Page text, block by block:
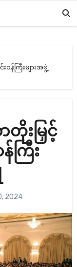
န်ကြီးများအဖွဲ့
တိုးမြှင့်
ကြီး
2024